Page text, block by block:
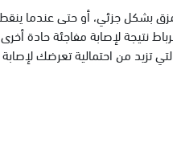
بشكل جزئي، أو حتى عندما
نتيجة لإصابة مفاجئة حادة
من احتمالية تعرضك لإصابة في